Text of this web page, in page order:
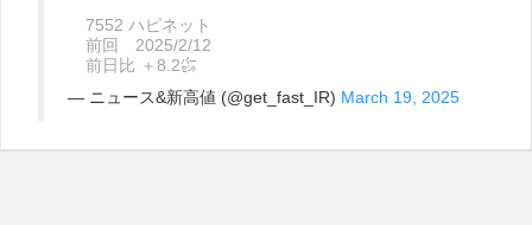
7552 ハピネット
前回 2025/2/12
前日比 ＋8.2㌫
— ニュース&新高値 (@get_fast_IR) March 19, 2025